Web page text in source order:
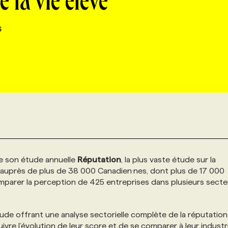
son étude annuelle Réputation , la plus vaste étude sur la
de plus de 38 000 Canadien·nes, dont plus de 17 000
la perception de 425 entreprises dans plusieurs
offrant une analyse sectorielle complète de la réputation
l’évolution de leur score et de se comparer à leur